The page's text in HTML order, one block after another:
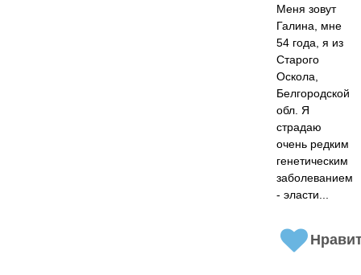
Меня зовут
Галина, мне
54 года, я из
Старого
Оскола,
Белгородской
обл. Я
страдаю
очень редким
генетическим
заболеванием
- эласти...